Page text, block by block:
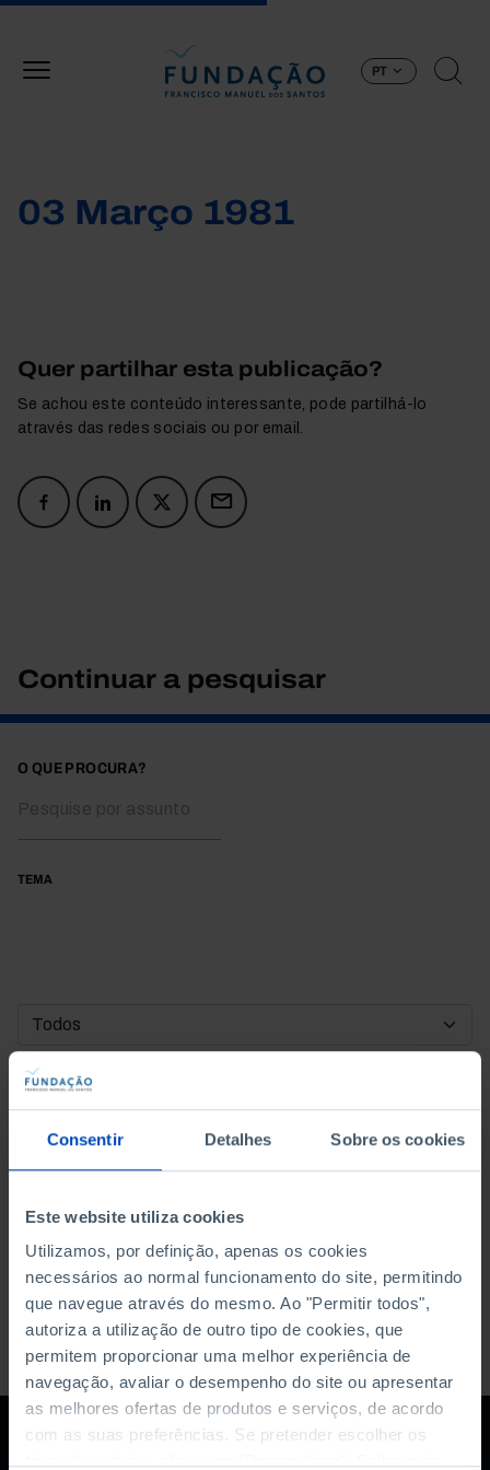
Consentir Detalhes Sobre os cookies
Este website utiliza cookies
Utilizamos, por definição, apenas os cookies
necessários ao normal funcionamento do site, permitindo
que navegue através do mesmo. Ao "Permitir todos",
autoriza a utilização de outro tipo de cookies, que
permitem proporcionar uma melhor experiência de
navegação, avaliar o desempenho do site ou apresentar
as melhores ofertas de produtos e serviços, de acordo
com as suas preferências. Se pretender escolher os
PT
03 Março 1981
Quer partilhar esta publicação?
Se achou este conteúdo interessante, pode partilhá-lo
através das redes sociais ou por email.
Continuar a pesquisar
O QUE PROCURA?
TEMA
DATA DE INÍCIO
DATA DE FIM